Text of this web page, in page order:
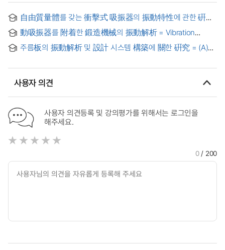
自由質量體를 갖는 衝擊式 吸振器의 振動特性에 관한 硏究
動吸振器를 附着한 鍛造機械의 振動解析 = Vibration
Analysis of the Forging Machine using Dynamic Vibration
Absorber
주름板의 振動解析 및 設計 시스템 構築에 關한 硏究 = (A)
사용자 의견
사용자 의견등록 및 강의평가를 위해서는 로그인을
해주세요.
0/ 200